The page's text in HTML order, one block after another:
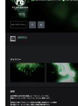
特集記事
マンガ